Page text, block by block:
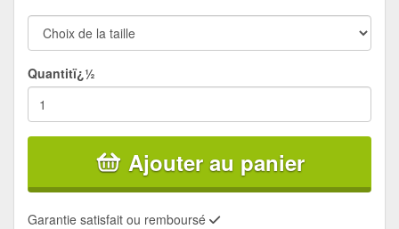
Quantitï¿½
Ajouter au panier
Garantie satisfait ou remboursé